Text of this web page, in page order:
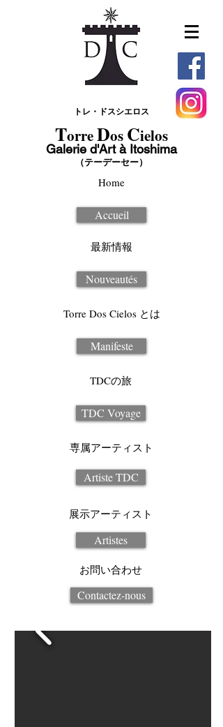
トレ・ドスシエロス
TorreDos Cielos
Galerie d'Art à Itoshima
（テーデーセー）
Home
Accueil
最新情報
Nouveautés
Torre Dos Cielos とは
Manifeste
TDCの旅
TDC Voyage
専属アーティスト
Artiste TDC
展示アーティスト
Artistes
お問い合わせ
Contactez-nous